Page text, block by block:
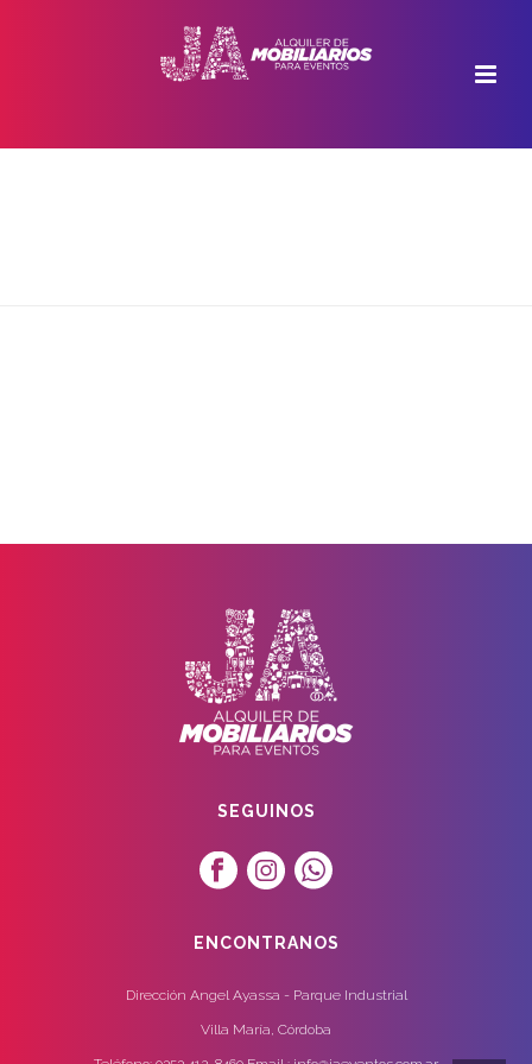
SEGUINOS
ENCONTRANOS
Dirección Angel Ayassa - Parque Industrial
Villa María, Córdoba